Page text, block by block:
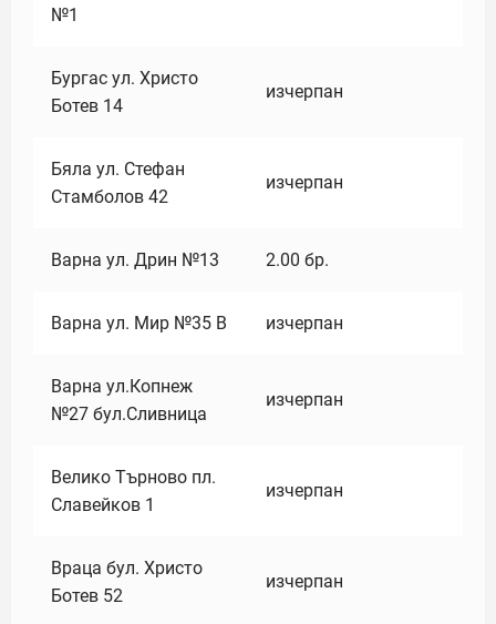
№1
Бургас ул. Христо
Ботев 14
изчерпан
Бяла ул. Стефан
Стамболов 42
изчерпан
Варна ул. Дрин №13 2.00 бр.
Варна ул. Мир №35 В изчерпан
Варна ул.Копнеж
№27 бул.Сливница
изчерпан
Велико Търново пл.
Славейков 1
изчерпан
Враца бул. Христо
Ботев 52
изчерпан